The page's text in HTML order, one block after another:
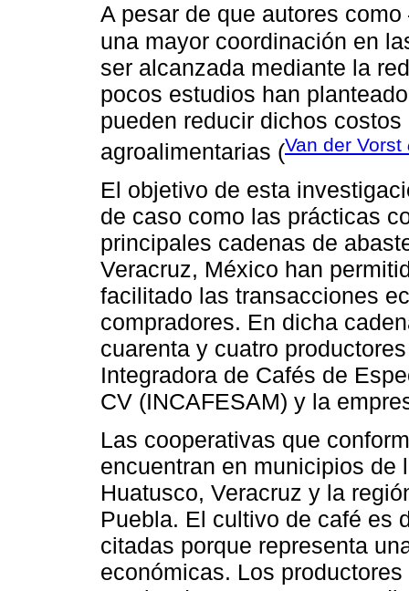
A pesar de que autores como
una mayor coordinación en
ser alcanzada mediante la
pocos estudios han
pueden reducir dichos
agroalimentarias (Van der Vorst
El objetivo de esta
de caso como las prácticas
principales cadenas de
Veracruz, México han
facilitado las transacciones
compradores. En dicha
cuarenta y cuatro
Integradora de Cafés de
CV (INCAFESAM) y la
Las cooperativas que
encuentran en municipios de
Huatusco, Veracruz y la
Puebla. El cultivo de café es
citadas porque representa
económicas. Los